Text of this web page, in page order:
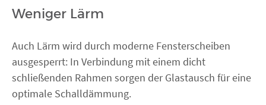
Weniger Lärm
Auch Lärm wird durch moderne Fensterscheiben
ausgesperrt: In Verbindung mit einem dicht
schließenden Rahmen sorgen der Glastausch für eine
optimale Schalldämmung.